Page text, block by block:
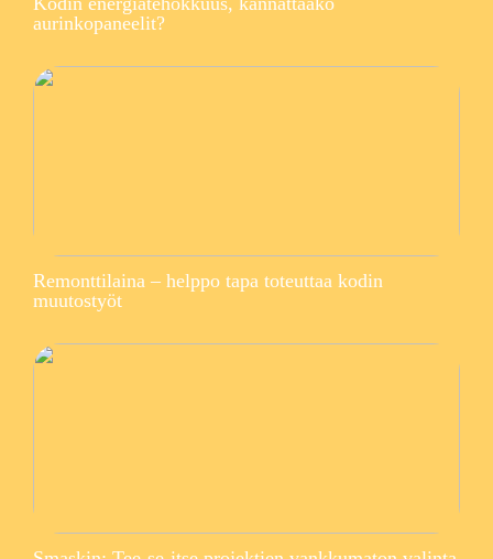
aurinkopaneelit?
Remonttilaina – helppo tapa toteuttaa kodin
muutostyöt